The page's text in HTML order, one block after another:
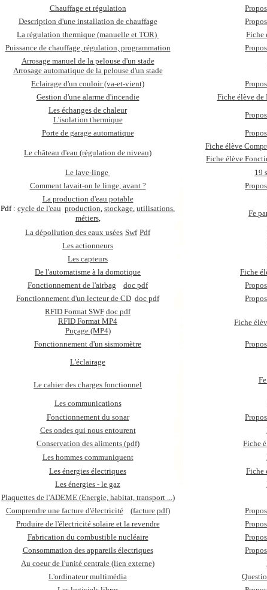
Chauffage et régulation
Description d'une installation de chauffage
La régulation thermique (manuelle et TOR) Fiche
Puissance de chauffage, régulation, programmation
Arrosage manuel de la pelouse d'un stade
Arrosage automatique de la pelouse d'un stade
Eclairage d'un couloir (va-et-vient)
Gestion d'une alarme d'incendie Fiche élève de
Les échanges de chaleur
L'isolation thermique
Porte de garage automatique
Le château d'eau (régulation de niveau)
Fiche élève
Fiche élève
Le lave-linge 19
Comment lavait-on le linge, avant ?
La production d'eau potable
Pdf : cycle de l'eau production, stockage, utilisations,
métiers,
Fe
La dépollution des eaux usées Swf Pdf
Les actionneurs
Les capteurs
De l'automatisme à la domotique Fiche
Fonctionnement de l'airbag doc pdf
Fonctionnement d'un lecteur de CD doc pdf
RFID Format SWF doc pdf
RFID Format MP4
Puçage (MP4)
Fiche
Fonctionnement d'un sismomètre
L'éclairage
Le cahier des charges fonctionnel
Les communications
Fonctionnement du sonar
Ces ondes qui nous entourent
Conservation des aliments (pdf) Fiche
Les hommes communiquent
Les énergies électriques Fiche
Les énergies - le gaz
Plaquettes de l'ADEME (Energie, habitat, transport ...)
Comprendre une facture d'électricité (facture pdf)
Produire de l'électricité solaire et la revendre
Fabrication du combustible nucléaire
Consommation des appareils électriques
Au coeur de l'unité centrale (lien externe)
L'ordinateur multimédia